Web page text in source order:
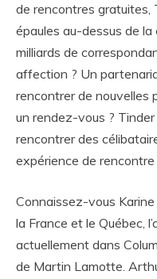
de rencontres
épaules au-dessus de
milliards de
affection ? Un
rencontrer de nouvelles
un rendez-vous ?
rencontrer des
expérience de rencontre
Connaissez-vous Karine
la France et le Québec,
actuellement dans
de Martin Lamotte.